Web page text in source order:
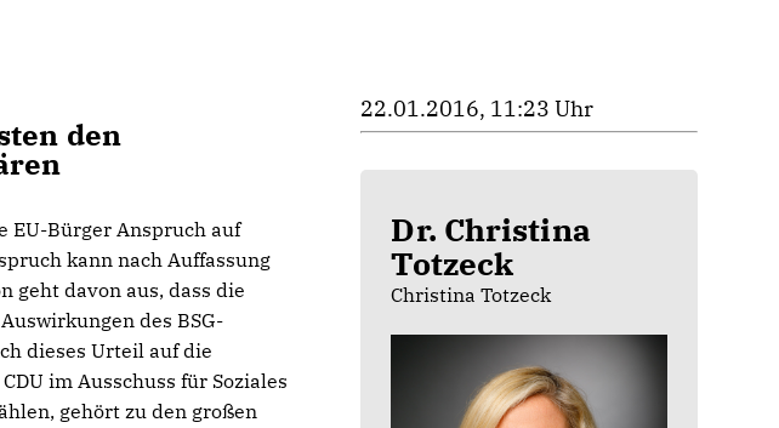
den
EU-Bürger Anspruch auf
kann nach Auffassung
geht davon aus, dass die
des BSG-
dieses Urteil auf die
im Ausschuss für Soziales
gehört zu den großen
22.01.2016, 11:23 Uhr
Dr. Christina
Totzeck
Christina Totzeck